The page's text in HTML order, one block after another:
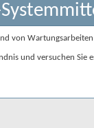
von
und versuchen Sie